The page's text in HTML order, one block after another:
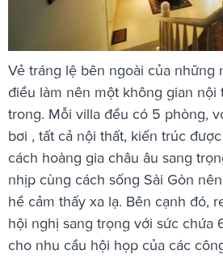
Vẻ tráng lệ bên ngoài của những
điều làm nên một không gian nội
trong. Mỗi villa đều có 5 phòng,
bơi , tất cả nội thất, kiến trúc
cách hoàng gia châu âu sang
nhịp cùng cách sống Sài Gòn
hề cảm thấy xa lạ. Bên cạnh đó,
hội nghị sang trọng với sức chứa
cho nhu cầu hội họp của các